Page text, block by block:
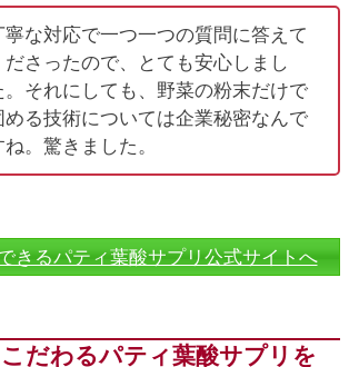
寧な対応で一つ一つの質問に答えて
ださったので、とても安心しまし
。それにしても、野菜の粉末だけで
める技術については企業秘密なんで
ね。驚きました。
きるパティ葉酸サプリ公式サイトへ
だわるパティ葉酸サプリを